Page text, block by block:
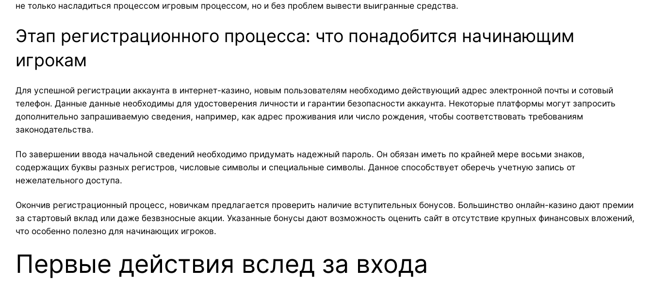
не только насладиться процессом игровым процессом, но и без проблем вывести выигранные средства.
Этап регистрационного процесса: что понадобится начинающим
игрокам
Для успешной регистрации аккаунта в интернет-казино, новым пользователям необходимо действующий адрес электронной почты и сотовый
телефон. Данные данные необходимы для удостоверения личности и гарантии безопасности аккаунта. Некоторые платформы могут запросить
дополнительно запрашиваемую сведения, например, как адрес проживания или число рождения, чтобы соответствовать требованиям
законодательства.
По завершении ввода начальной сведений необходимо придумать надежный пароль. Он обязан иметь по крайней мере восьми знаков,
содержащих буквы разных регистров, числовые символы и специальные символы. Данное способствует оберечь учетную запись от
нежелательного доступа.
Окончив регистрационный процесс, новичкам предлагается проверить наличие вступительных бонусов. Большинство онлайн-казино дают премии
за стартовый вклад или даже безвзносные акции. Указанные бонусы дают возможность оценить сайт в отсутствие крупных финансовых вложений,
что особенно полезно для начинающих игроков.
Первые действия вслед за входа